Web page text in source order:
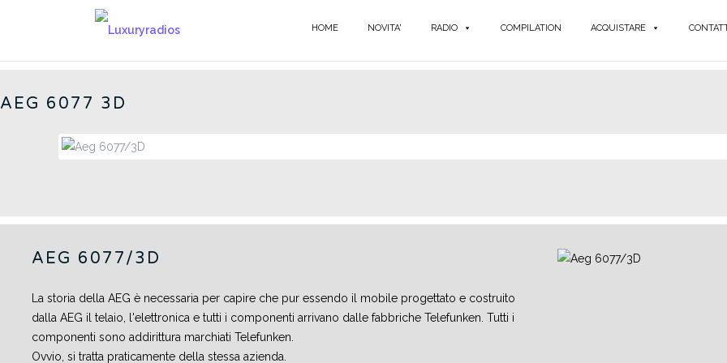
HOME NOVITA' RADIO COMPILATION ACQUISTARE
AEG 6077 3D
AEG 6077/3D
La storia della AEG è necessaria per capire che pur essendo il mobile progettato e costruito
dalla AEG il telaio, l'elettronica e tutti i componenti arrivano dalle fabbriche Telefunken. Tutti i
componenti sono addirittura marchiati Telefunken.
Ovvio, si tratta praticamente della stessa azienda.